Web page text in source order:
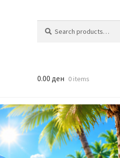
for:
0.00 ден 0 items